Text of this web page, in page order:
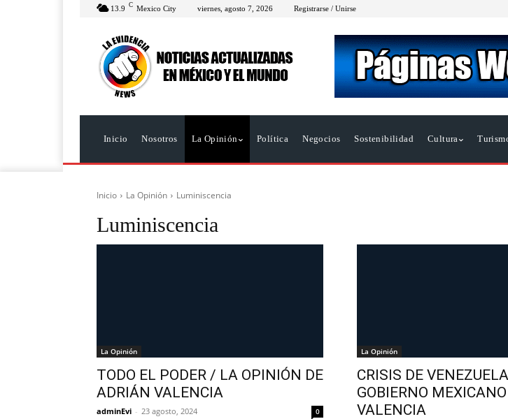
13.9 C Mexico City viernes, agosto 7, 2026 Registrarse / Unirse
Inicio Nosotros La Opinión Política Negocios Sostenibilidad Cultura
Inicio La Opinión Luminiscencia
Luminiscencia
La Opinión
TODO EL PODER / LA OPINIÓN DE
ADRIÁN VALENCIA
adminEvi - 23 agosto, 2024 0
La Opinión
CRISIS DE
GOBIERNO
VALENCIA